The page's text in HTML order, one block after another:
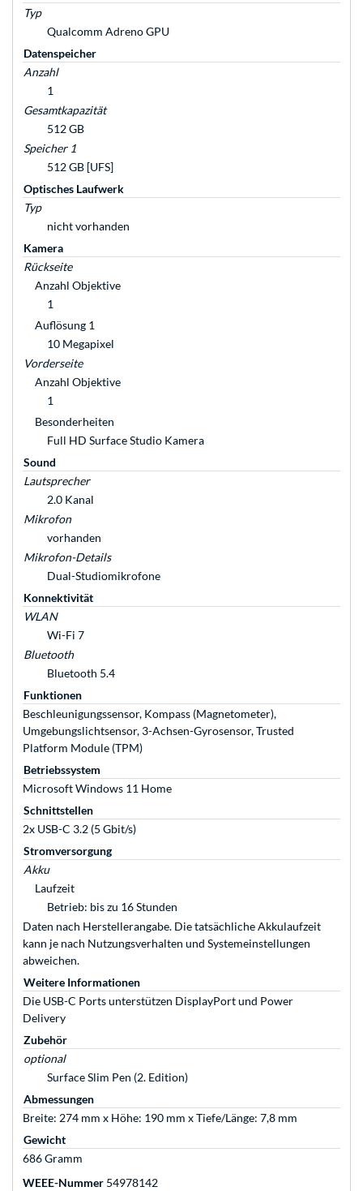
Typ
Qualcomm Adreno GPU
Datenspeicher
Anzahl
1
Gesamtkapazität
512 GB
Speicher 1
512 GB [UFS]
Optisches Laufwerk
Typ
nicht vorhanden
Kamera
Rückseite
Anzahl Objektive
1
Auflösung 1
10 Megapixel
Vorderseite
Anzahl Objektive
1
Besonderheiten
Full HD Surface Studio Kamera
Sound
Lautsprecher
2.0 Kanal
Mikrofon
vorhanden
Mikrofon-Details
Dual-Studiomikrofone
Konnektivität
WLAN
Wi-Fi 7
Bluetooth
Bluetooth 5.4
Funktionen
Beschleunigungssensor, Kompass (Magnetometer),
Umgebungslichtsensor, 3-Achsen-Gyrosensor, Trusted
Platform Module (TPM)
Betriebssystem
Microsoft Windows 11 Home
Schnittstellen
2x USB-C 3.2 (5 Gbit/s)
Stromversorgung
Akku
Laufzeit
Betrieb: bis zu 16 Stunden
Daten nach Herstellerangabe. Die tatsächliche Akkulaufzeit
kann je nach Nutzungsverhalten und Systemeinstellungen
abweichen.
Weitere Informationen
Die USB-C Ports unterstützen DisplayPort und Power
Delivery
Zubehör
optional
Surface Slim Pen (2. Edition)
Abmessungen
Breite: 274 mm x Höhe: 190 mm x Tiefe/Länge: 7,8 mm
Gewicht
686 Gramm
WEEE-Nummer 54978142